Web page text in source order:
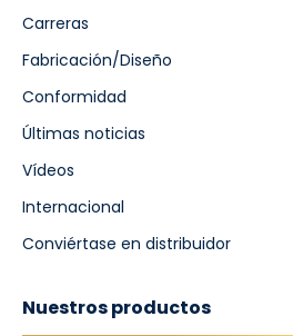
Carreras
Fabricación/Diseño
Conformidad
Últimas noticias
Vídeos
Internacional
Conviértase en distribuidor
Nuestros productos